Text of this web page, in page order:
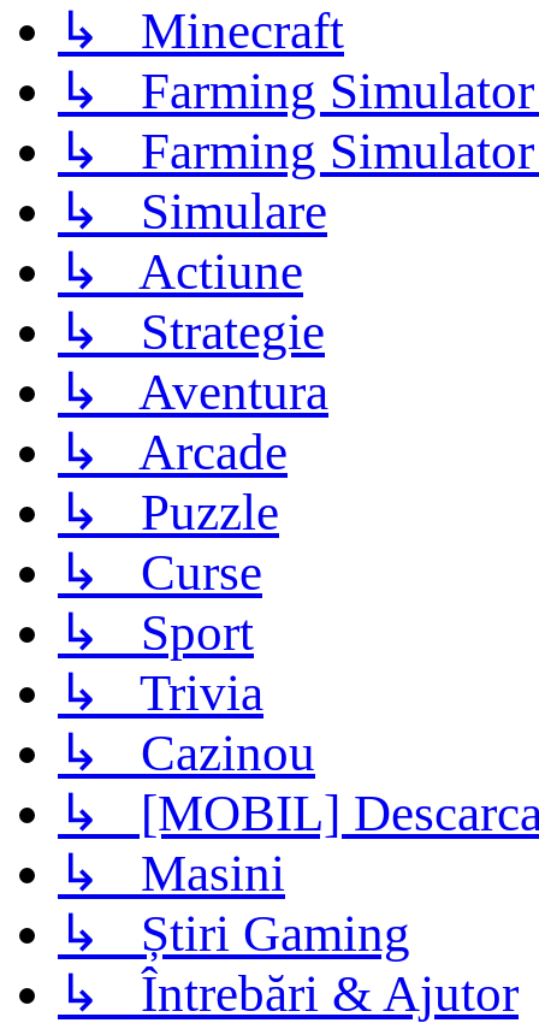
↳ Minecraft
↳ Farming
↳ Farming
↳ Simulare
↳ Actiune
↳ Strategie
↳ Aventura
↳ Arcade
↳ Puzzle
↳ Curse
↳ Sport
↳ Trivia
↳ Cazinou
↳ [MOBIL]
↳ Masini
↳ Știri Gaming
↳ Întrebări & Ajutor